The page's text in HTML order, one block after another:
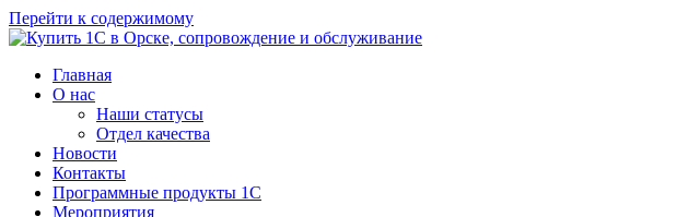
Перейти к содержимому
Главная
О нас
Наши статусы
Отдел качества
Новости
Контакты
Программные продукты 1C
Мероприятия